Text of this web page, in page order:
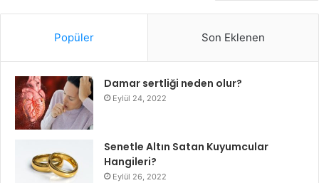
Popüler Son Eklenen
Damar sertliği neden olur?
Eylül 24, 2022
Senetle Altın Satan Kuyumcular
Hangileri?
Eylül 26, 2022